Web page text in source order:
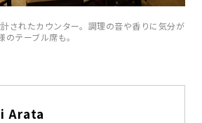
されたカウンター。調理の音や香りに気分が
テーブル席も。
Arata